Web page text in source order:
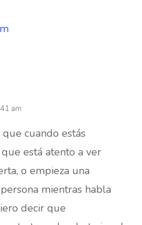
am
cuando estás
está atento a ver
o empieza una
mientras habla
decir que